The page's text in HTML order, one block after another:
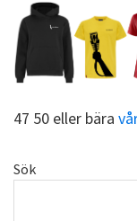
47 50 eller bära
Primärt
Sök